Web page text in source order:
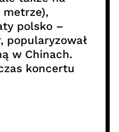
polsko –
popularyzował
w Chinach.
koncertu